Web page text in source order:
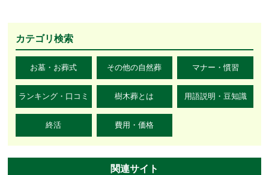
カテゴリ検索
お墓・お葬式 その他の自然葬 マナー・慣習
ランキング・口コミ 樹木葬とは 用語説明・豆知識
終活 費用・価格
関連サイト